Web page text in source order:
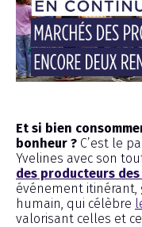
Et si bien
bonheur ? C’est le
Yvelines avec son
des producteurs des
événement
humain, qui célèbre
valorisant celles et